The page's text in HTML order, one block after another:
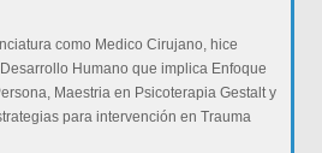
como Medico Cirujano, hice
Humano que implica Enfoque
Maestria en Psicoterapia Gestalt y
para intervención en Trauma